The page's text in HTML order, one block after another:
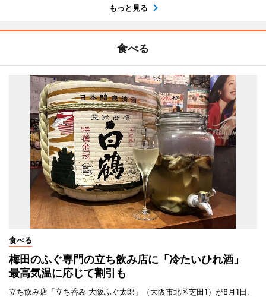
もっと見る
食べる
食べる
梅田のふぐ専門の立ち飲み店に「冷たいひれ酒」
最高気温に応じて割引も
立ち飲み店「立ち呑み 大阪ふぐ太郎」（大阪市北区芝田1）が8月1日、